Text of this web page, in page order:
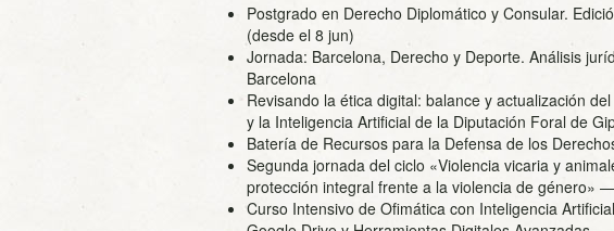
Postgrado en Derecho Diplomático y Consular.
(desde el 8 jun)
Jornada: Barcelona, Derecho y Deporte. Análisis
Barcelona
Revisando la ética digital: balance y actualización
y la Inteligencia Artificial de la Diputación Foral de
Batería de Recursos para la Defensa de los
Segunda jornada del ciclo «Violencia vicaria y
protección integral frente a la violencia de género» —
Curso Intensivo de Ofimática con Inteligencia